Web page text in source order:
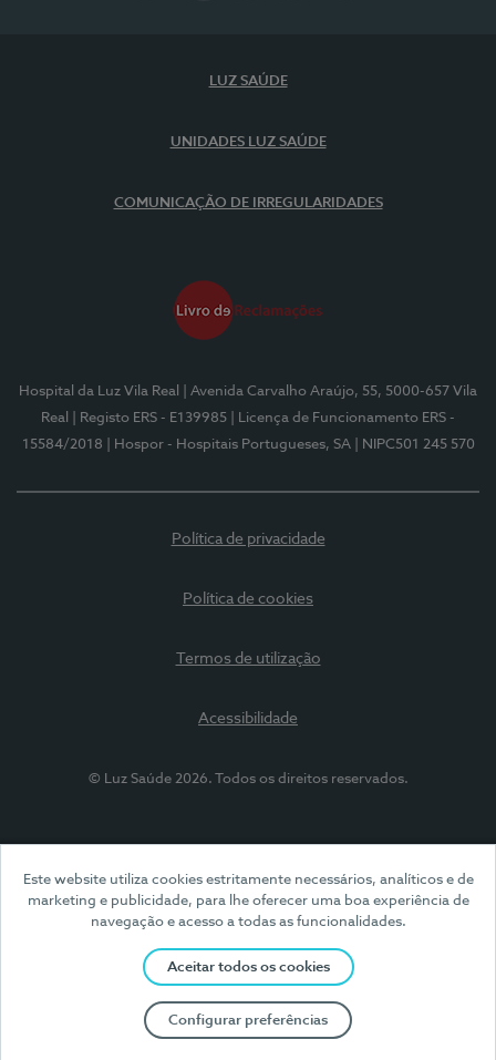
Este website utiliza cookies estritamente necessários, analíticos e de
marketing e publicidade, para lhe oferecer uma boa experiência de
navegação e acesso a todas as funcionalidades.
Aceitar todos os cookies
Configurar preferências
LUZ SAÚDE
UNIDADES LUZ SAÚDE
COMUNICAÇÃO DE IRREGULARIDADES
Hospital da Luz Vila Real
| Avenida Carvalho Araújo, 55, 5000-657 Vila
Real
| Registo ERS - E139985
| Licença de Funcionamento ERS -
15584/2018
| Hospor - Hospitais Portugueses, SA | NIPC501 245 570
Política de privacidade
Política de cookies
Termos de utilização
Acessibilidade
© Luz Saúde 2026. Todos os direitos reservados.